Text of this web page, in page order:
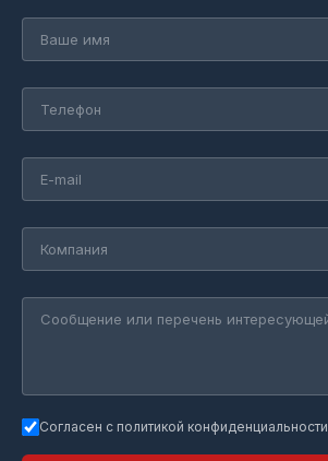
Согласен с политикой конфиденциальности